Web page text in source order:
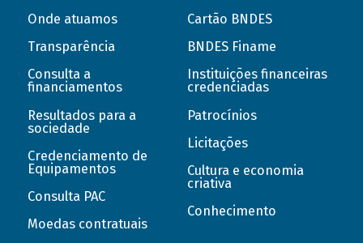
Onde atuamos
Transparência
Consulta a
financiamentos
Resultados para a
sociedade
Credenciamento de
Equipamentos
Consulta PAC
Moedas contratuais
Cartão BNDES
BNDES Finame
Instituições financeiras
credenciadas
Patrocínios
Licitações
Cultura e economia
criativa
Conhecimento